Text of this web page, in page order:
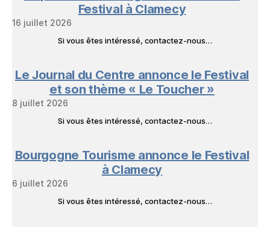
Festival à Clamecy
16 juillet 2026
Si vous êtes intéressé, contactez-nous…
Le Journal du Centre annonce le Festival
et son thème « Le Toucher »
8 juillet 2026
Si vous êtes intéressé, contactez-nous…
Bourgogne Tourisme annonce le Festival
à Clamecy
6 juillet 2026
Si vous êtes intéressé, contactez-nous…